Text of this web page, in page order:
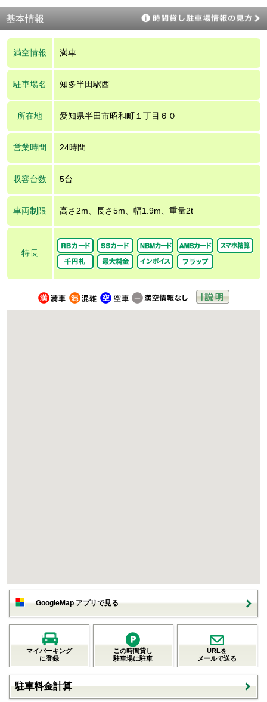
基本情報
満空情報 満車
駐車場名 知多半田駅西
所在地 愛知県半田市昭和町１丁目６０
営業時間 24時間
収容台数 5台
車両制限 高さ2m、長さ5m、幅1.9m、重量2t
特長
GoogleMap アプリで見る
マイパーキング
に登録
この時間貸し
駐車場に駐車
URLを
メールで送る
駐車料金計算